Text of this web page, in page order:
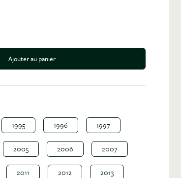
Ajouter au panier
1995 1996 1997
2005 2006 2007
2011 2012 2013